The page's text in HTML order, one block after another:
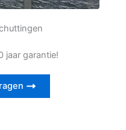
jaar garantie!